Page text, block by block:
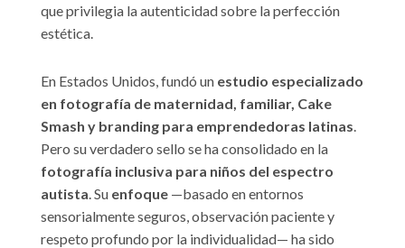
que privilegia la autenticidad sobre la perfección
estética.
En Estados Unidos, fundó un estudio especializado
en fotografía de maternidad, familiar, Cake
Smash y branding para emprendedoras latinas.
Pero su verdadero sello se ha consolidado en la
fotografía inclusiva para niños del espectro
autista. Su enfoque —basado en entornos
sensorialmente seguros, observación paciente y
respeto profundo por la individualidad— ha sido